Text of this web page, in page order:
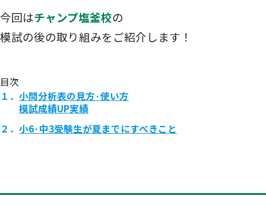
今回はチャンプ塩釜校の
模試の後の取り組みをご紹介します！
目次
１． 小問分析表の見方·使い方
模試成績UP実績
２． 小6·中3受験生が夏までにすべきこと